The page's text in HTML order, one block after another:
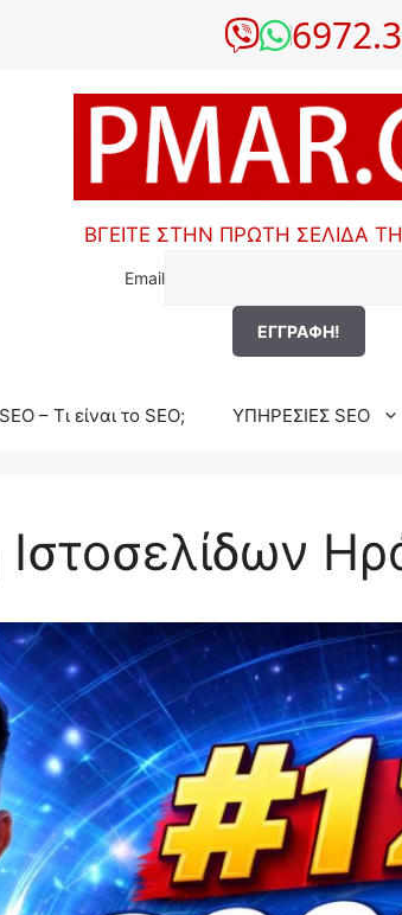
ΒΓΕΙΤΕ ΣΤΗΝ ΠΡΩΤΗ ΣΕΛΙΔΑ
Email
SEO – Τι είναι το SEO; ΥΠΗΡΕΣΙΕΣ SEO